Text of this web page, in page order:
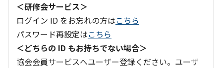
＜研修会サービス＞
ログイン ID をお忘れの方はこちら
パスワード再設定はこちら
＜どちらの ID もお持ちでない場合＞
協会会員サービスへユーザー登録ください。ユーザ